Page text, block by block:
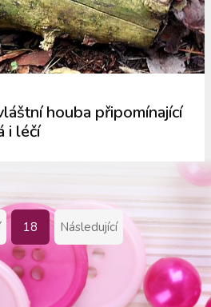
houba připomínající
i léčí
18 Následující